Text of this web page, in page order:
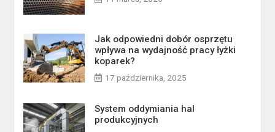
Jak odpowiedni dobór osprzętu
wpływa na wydajność pracy łyżki
koparek?
17 października, 2025
System oddymiania hal
produkcyjnych